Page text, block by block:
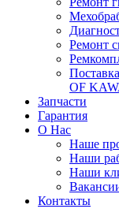
Ремонт
OF
Запчасти
Гарантия
О Нас
Наше
Наши
Наши
Контакты